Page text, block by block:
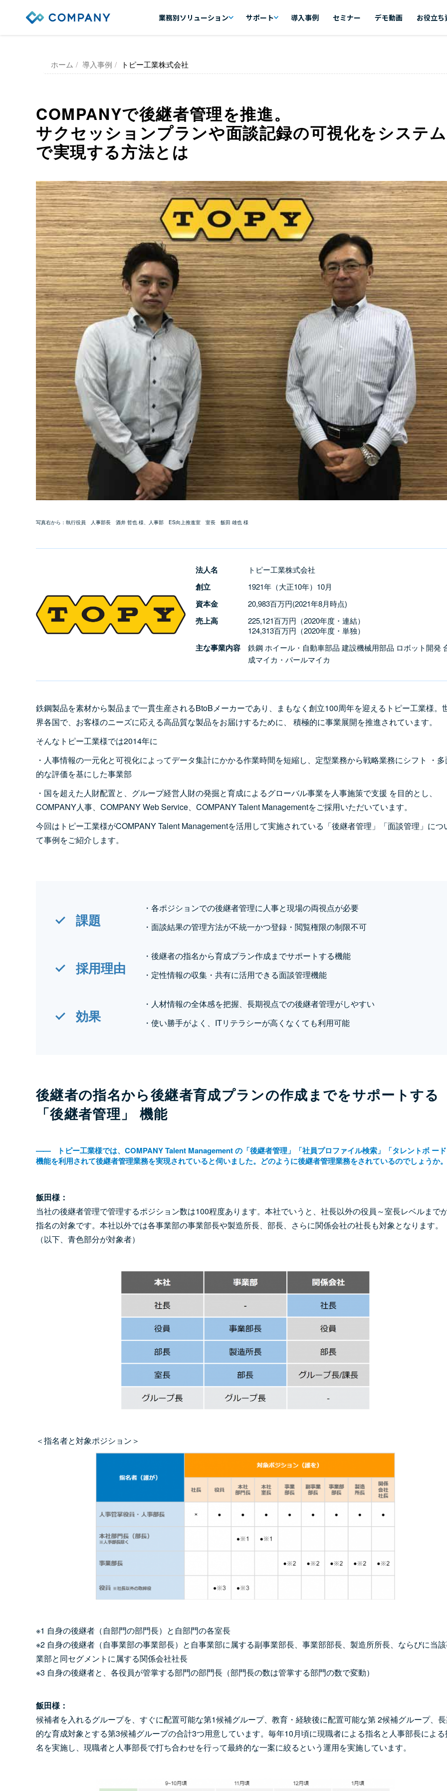
業務別ソリューション サポート 導入事例 セミナー デモ動画 お役立ち
ホーム 導入事例 トピー工業株式会社
COMPANYで後継者管理を推進。
サクセッションプランや面談記録の可視化をシステム
で実現する方法とは
写真右から：執行役員 人事部長 酒井 哲也 様、人事部 ES向上推進室 室長 飯田 雄也 様
法人名 トピー工業株式会社
創立 1921年（大正10年）10月
資本金 20,983百万円(2021年8月時点)
売上高
225,121百万円（2020年度・連結）
124,313百万円（2020年度・単独）
主な事業内容
鉄鋼 ホイール・自動車部品 建設機械用部品 ロボット開発
成マイカ・パールマイカ
鉄鋼製品を素材から製品まで一貫生産されるBtoBメーカーであり、まもなく創立100周年を迎えるトピー工業様。
界各国で、お客様のニーズに応える高品質な製品をお届けするために、 積極的に事業展開を推進されています。
そんなトピー工業様では2014年に
・人事情報の一元化と可視化によってデータ集計にかかる作業時間を短縮し、定型業務から戦略業務にシフト ・
的な評価を基にした事業部
・国を超えた人財配置と、グループ経営人財の発掘と育成によるグローバル事業を人事施策で支援 を目的とし、
COMPANY人事、COMPANY Web Service、COMPANY Talent Managementをご採用いただいています。
今回はトピー工業様がCOMPANY Talent Managementを活用して実施されている「後継者管理」「面談管理」につ
て事例をご紹介します。
課題
・各ポジションでの後継者管理に人事と現場の両視点が必要
・面談結果の管理方法が不統一かつ登録・閲覧権限の制限不可
採用理由
・後継者の指名から育成プラン作成までサポートする機能
・定性情報の収集・共有に活用できる面談管理機能
効果
・人材情報の全体感を把握、長期視点での後継者管理がしやすい
・使い勝手がよく、ITリテラシーが高くなくても利用可能
後継者の指名から後継者育成プランの作成までをサポートする
「後継者管理」 機能
――
トピー工業様では、COMPANY Talent Management の「後継者管理」「社員プロファイル検索」「タレントボ ード
機能を利用されて後継者管理業務を実現されていると伺いました。どのように後継者管理業務をされているのでしょうか。
飯田様：
当社の後継者管理で管理するポジション数は100程度あります。本社でいうと、社長以外の役員～室長レベルまで
指名の対象です。本社以外では各事業部の事業部長や製造所長、部長、さらに関係会社の社長も対象となります。
（以下、青色部分が対象者）
＜指名者と対象ポジション＞
※1 自身の後継者（自部門の部門長）と自部門の各室長
※2 自身の後継者（自事業部の事業部長）と自事業部に属する副事業部長、事業部部長、製造所所長、ならびに当
業部と同セグメントに属する関係会社社長
※3 自身の後継者と、各役員が管掌する部門の部門長（部門長の数は管掌する部門の数で変動）
飯田様：
候補者を入れるグループを、すぐに配置可能な第1候補グループ、教育・経験後に配置可能な第 2候補グループ、
的な育成対象とする第3候補グループの合計3つ用意しています。毎年10月頃に現職者による指名と人事部長によ
名を実施し、現職者と人事部長で打ち合わせを行って最終的な一案に絞るという運用を実施しています。